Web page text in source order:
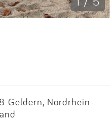
Geldern, Nordrhein-